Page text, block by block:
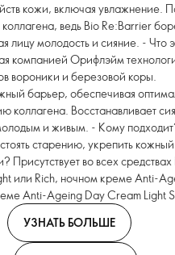
кожи, включая увлажнение.
ведь Bio Re:Barrier
лицу молодость и сияние. - Что
компанией Орифлэйм
вороники и березовой коры.
барьер, обеспечивая
коллагена. Восстанавливает
и живым. - Кому
старению, укрепить
Присутствует во всех
или Rich, ночном креме Anti-
Anti-Ageing Day Cream Light
УЗНАТЬ БОЛЬШЕ